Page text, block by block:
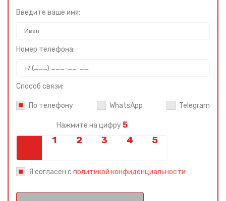
Введите ваше имя:
Номер телефона:
Способ связи:
По телефону WhatsApp Telegram
Нажмите на цифру 5
Я согласен с политикой конфиденциальности